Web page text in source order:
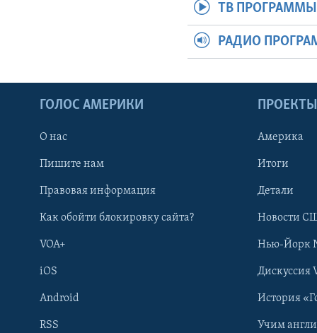
ТВ ПРОГРАММЫ
РАДИО
ГОЛОС АМЕРИКИ
О нас
Пишите нам
Правовая информация
Как обойти блокировку сайта?
VOA+
iOS
Android
RSS
ПРОЕКТЫ
Америка
Итоги
Детали
Новости
Нью-Йорк
Дискуссия
История
Учим